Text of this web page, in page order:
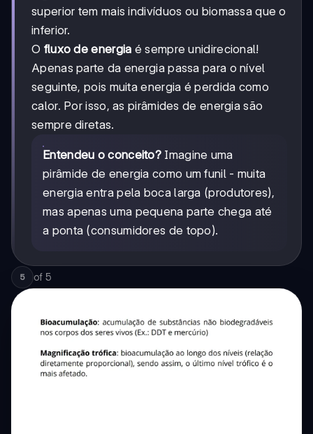
superior tem mais indivíduos ou biomassa que o
inferior.
O fluxo de energia é sempre unidirecional!
Apenas parte da energia passa para o nível
seguinte, pois muita energia é perdida como
calor. Por isso, as pirâmides de energia são
sempre diretas.
Entendeu o conceito? Imagine uma
pirâmide de energia como um funil - muita
energia entra pela boca larga (produtores),
mas apenas uma pequena parte chega até
a ponta (consumidores de topo).
5 of 5